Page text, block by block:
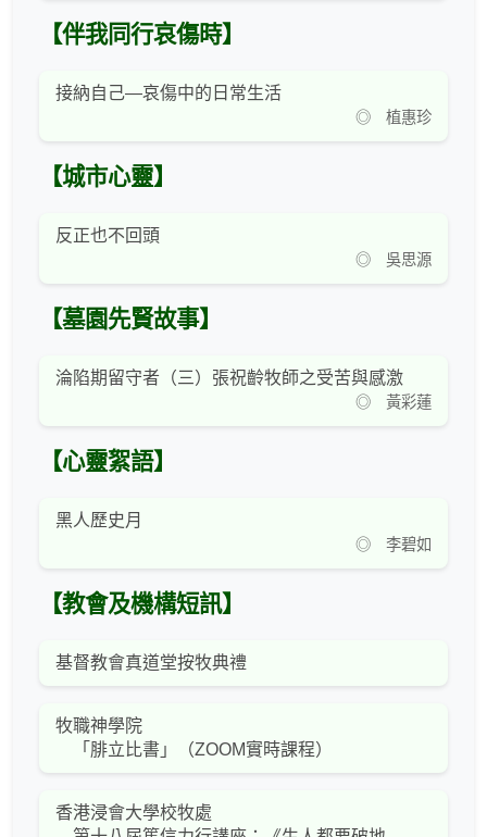
【伴我同行哀傷時】
接納自己—哀傷中的日常生活
◎ 植惠珍
【城市心靈】
反正也不回頭
◎ 吳思源
【墓園先賢故事】
淪陷期留守者（三）張祝齡牧師之受苦與感激
◎ 黃彩蓮
【心靈絮語】
黑人歷史月
◎ 李碧如
【教會及機構短訊】
基督教會真道堂按牧典禮
牧職神學院
「腓立比書」（ZOOM實時課程）
香港浸會大學校牧處